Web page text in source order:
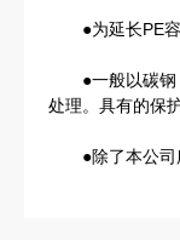
●为延长PE容
●一般以碳
处理。具有的保
●除了本公